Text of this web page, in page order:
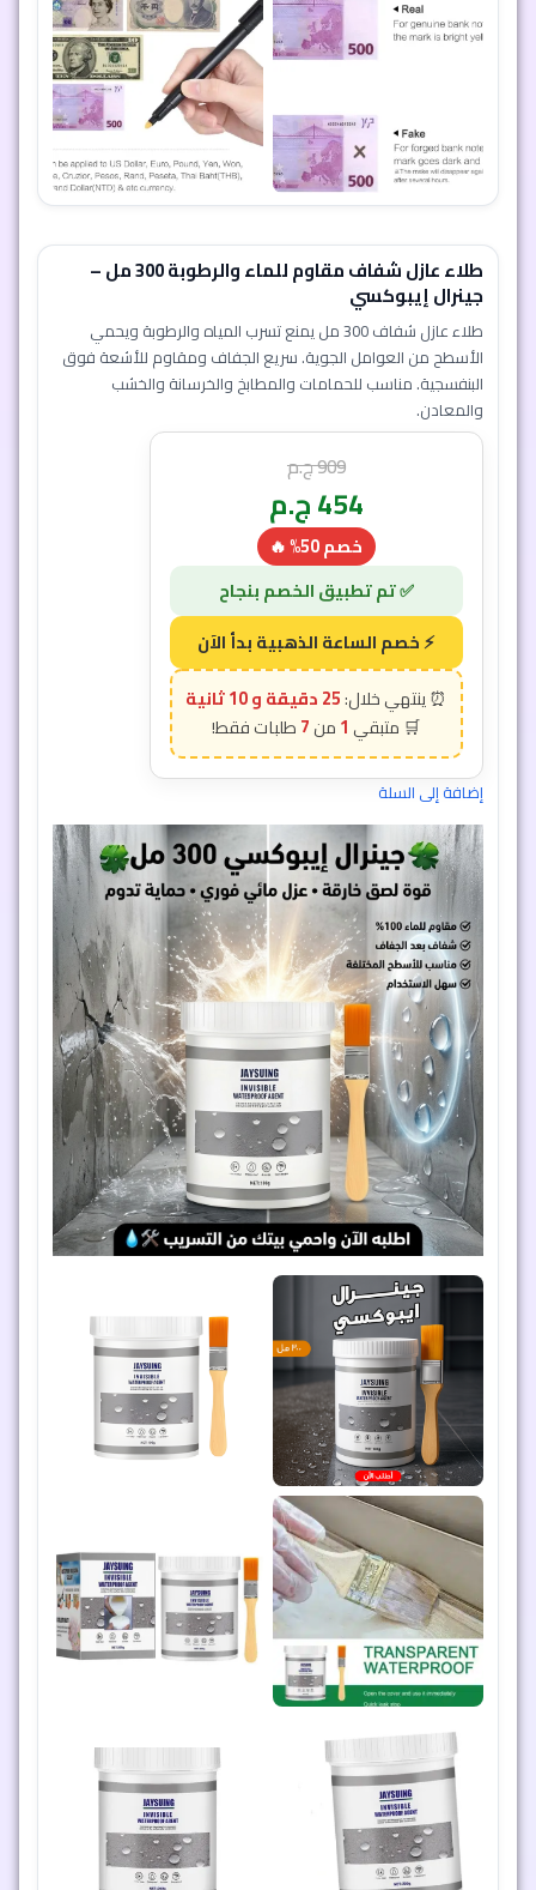
طلاء عازل شفاف مقاوم للماء والرطوبة 300 مل –
جينرال إيبوكسي
طلاء عازل شفاف 300 مل يمنع تسرب المياه والرطوبة ويحمي
الأسطح من العوامل الجوية. سريع الجفاف ومقاوم للأشعة فوق
البنفسجية. مناسب للحمامات والمطابخ والخرسانة والخشب
والمعادن.
454ج.م
خصم 50% 🔥
25 دقيقة و 7 ثانية
1
7